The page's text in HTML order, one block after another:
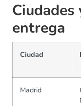
Ciudades
entrega
Ciudad
Madrid